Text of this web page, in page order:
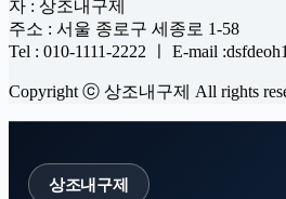
자 : 상조내구제
주소 : 서울 종로구 세종로 1-58
Tel : 010-1111-2222 ㅣ E-mail
Copyright ⓒ 상조내구제 All rights
상조내구제